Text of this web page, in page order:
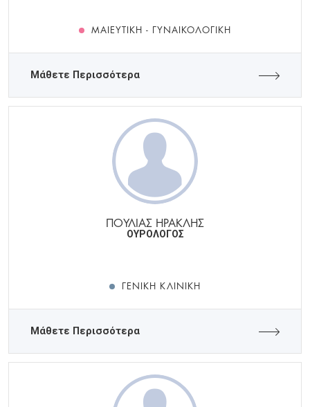
ΜΑΙΕΥΤΙΚΉ - ΓΥΝΑΙΚΟΛΟΓΙΚΉ
Μάθετε Περισσότερα
ΠΟΥΛΙΑΣ ΗΡΑΚΛΗΣ
ΟΥΡΟΛΟΓΟΣ
ΓΕΝΙΚΉ ΚΛΙΝΙΚΉ
Μάθετε Περισσότερα